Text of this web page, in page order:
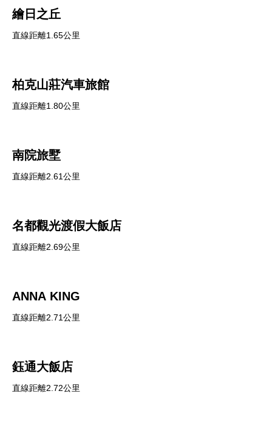
繪日之丘
直線距離1.65公里
柏克山莊汽車旅館
直線距離1.80公里
南院旅墅
直線距離2.61公里
名都觀光渡假大飯店
直線距離2.69公里
ANNA KING
直線距離2.71公里
鈺通大飯店
直線距離2.72公里